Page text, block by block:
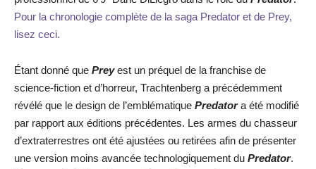
Pour la chronologie complète de la saga Predator et de Prey,
lisez ceci.
Étant donné que Preyest un préquel de la franchise de
science-fiction et d’horreur, Trachtenberg a précédemment
révélé que le design de l’emblématique Predatora été modifié
par rapport aux éditions précédentes. Les armes du chasseur
d’extraterrestres ont été ajustées ou retirées afin de présenter
une version moins avancée technologiquement du Predator.